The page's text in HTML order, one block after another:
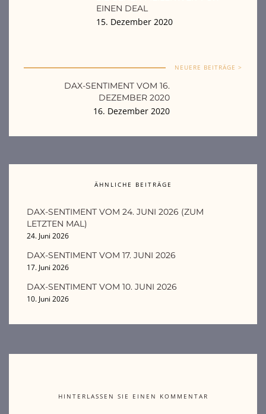
EINEN DEAL
15. Dezember 2020
NEUERE BEITRÄGE >
DAX-SENTIMENT VOM 16.
DEZEMBER 2020
16. Dezember 2020
ÄHNLICHE BEITRÄGE
DAX-SENTIMENT VOM 24. JUNI 2026 (ZUM
LETZTEN MAL)
24. Juni 2026
DAX-SENTIMENT VOM 17. JUNI 2026
17. Juni 2026
DAX-SENTIMENT VOM 10. JUNI 2026
10. Juni 2026
HINTERLASSEN SIE EINEN KOMMENTAR